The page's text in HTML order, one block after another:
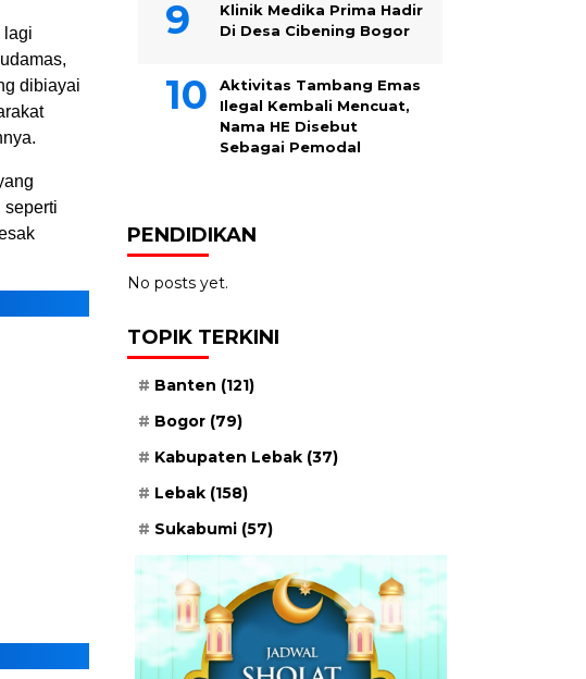
lagi
dibiayai
seperti
Klinik Medika Prima Hadir
Di Desa Cibening Bogor
Aktivitas Tambang Emas
Ilegal Kembali Mencuat,
Nama HE Disebut
Sebagai Pemodal
PENDIDIKAN
No posts yet.
TOPIK TERKINI
Banten (121)
Bogor (79)
Kabupaten Lebak (37)
Lebak (158)
Sukabumi (57)